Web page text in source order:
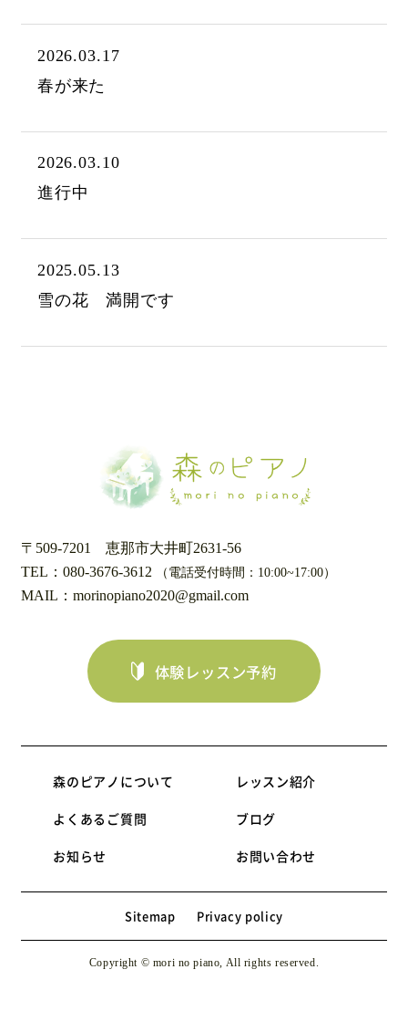
2026.03.17
春が来た
2026.03.10
進行中
2025.05.13
雪の花 満開です
〒509-7201恵那市大井町2631-56
TEL：080-3676-3612
（電話受付時間：10:00~17:00）
MAIL：morinopiano2020@gmail.com
体験レッスン予約
森のピアノについて レッスン紹介
よくあるご質問 ブログ
お知らせ お問い合わせ
Sitemap Privacy policy
Copyright © mori no piano, All rights reserved.